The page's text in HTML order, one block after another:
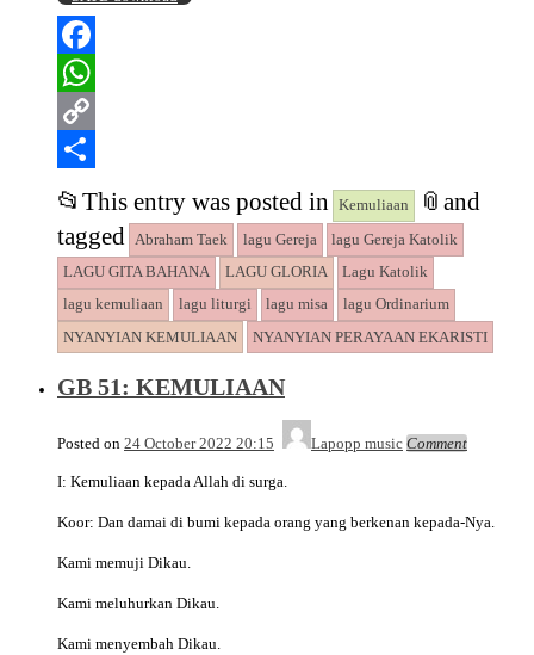
Facebook
WhatsApp
Copy
Link
Share
📂 This entry was posted in Kemuliaan 📎 and
tagged
Abraham Taek lagu Gereja
lagu Gereja Katolik
LAGU GITA BAHANA
LAGU GLORIA
Lagu Katolik
lagu kemuliaan
lagu liturgi lagu misa
lagu Ordinarium
NYANYIAN KEMULIAAN
NYANYIAN PERAYAAN EKARISTI
GB 51: KEMULIAAN
Posted on 24 October 2022 20:15 Lapopp music Comment
I: Kemuliaan kepada Allah di surga.
Koor: Dan damai di bumi kepada orang yang berkenan kepada-Nya.
Kami memuji Dikau.
Kami meluhurkan Dikau.
Kami menyembah Dikau.